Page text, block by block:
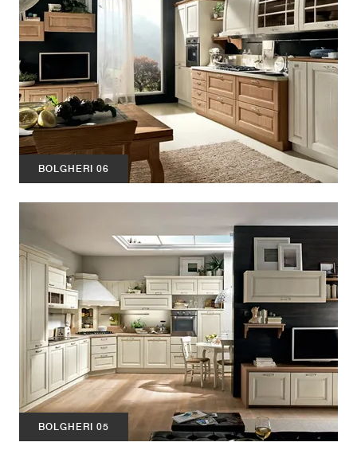
BOLGHERI 06
BOLGHERI 05